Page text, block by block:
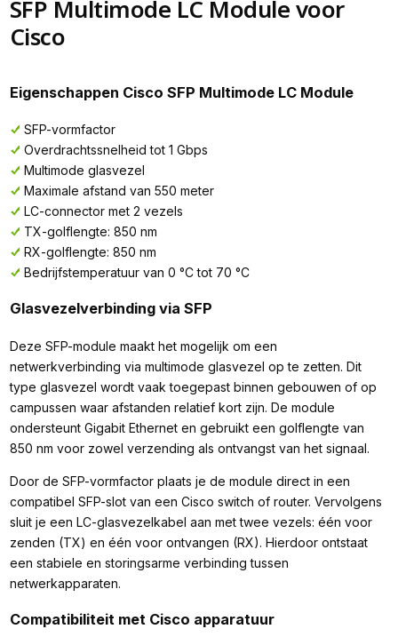
SFP Multimode LC Module voor
Cisco
Eigenschappen Cisco SFP Multimode LC Module
SFP-vormfactor
Overdrachtssnelheid tot 1 Gbps
Multimode glasvezel
Maximale afstand van 550 meter
LC-connector met 2 vezels
TX-golflengte: 850 nm
RX-golflengte: 850 nm
Bedrijfstemperatuur van 0 °C tot 70 °C
Glasvezelverbinding via SFP
Deze SFP-module maakt het mogelijk om een
netwerkverbinding via multimode glasvezel op te zetten. Dit
type glasvezel wordt vaak toegepast binnen gebouwen of op
campussen waar afstanden relatief kort zijn. De module
ondersteunt Gigabit Ethernet en gebruikt een golflengte van
850 nm voor zowel verzending als ontvangst van het signaal.
Door de SFP-vormfactor plaats je de module direct in een
compatibel SFP-slot van een Cisco switch of router. Vervolgens
sluit je een LC-glasvezelkabel aan met twee vezels: één voor
zenden (TX) en één voor ontvangen (RX). Hierdoor ontstaat
een stabiele en storingsarme verbinding tussen
netwerkapparaten.
Compatibiliteit met Cisco apparatuur